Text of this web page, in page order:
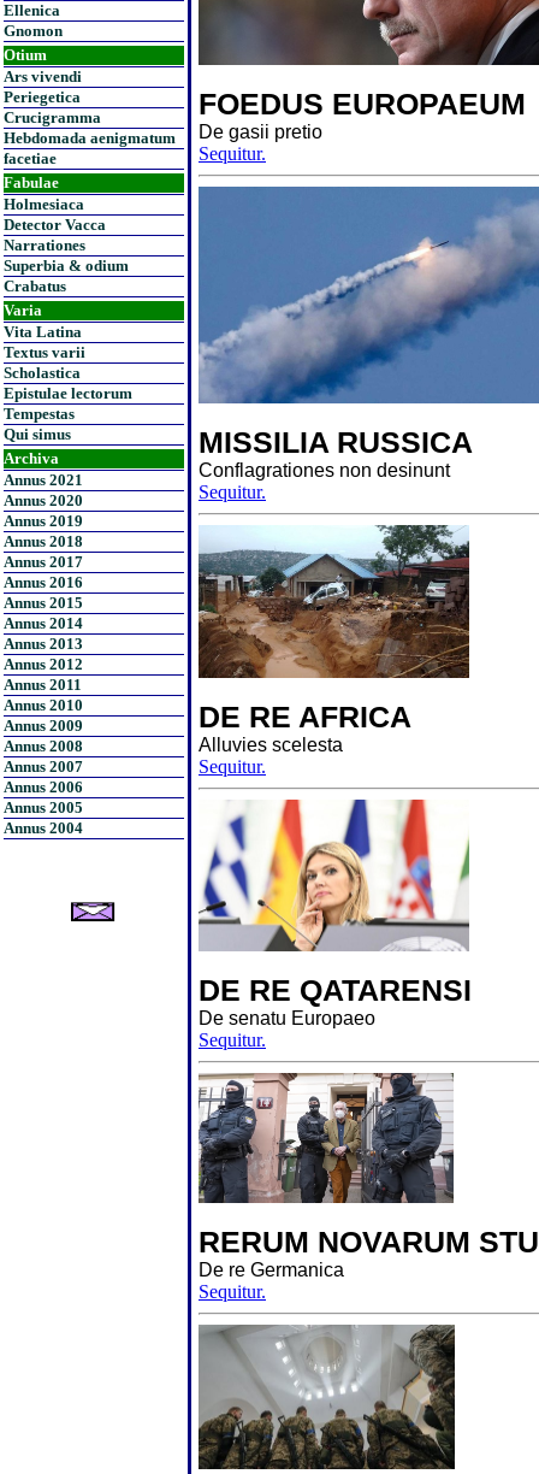
Ellenica
Gnomon
Otium
Ars vivendi
Periegetica
Crucigramma
Hebdomada aenigmatum
facetiae
Fabulae
Holmesiaca
Detector Vacca
Narrationes
Superbia & odium
Crabatus
Varia
Vita Latina
Textus varii
Scholastica
Epistulae lectorum
Tempestas
Qui simus
Archiva
Annus 2021
Annus 2020
Annus 2019
Annus 2018
Annus 2017
Annus 2016
Annus 2015
Annus 2014
Annus 2013
Annus 2012
Annus 2011
Annus 2010
Annus 2009
Annus 2008
Annus 2007
Annus 2006
Annus 2005
Annus 2004
FOEDUS EUROPAEUM
De gasii pretio
Sequitur.
MISSILIA RUSSICA
Conflagrationes non desinunt
Sequitur.
DE RE AFRICA
Alluvies scelesta
Sequitur.
DE RE QATARENSI
De senatu Europaeo
Sequitur.
RERUM NOVARUM
De re Germanica
Sequitur.